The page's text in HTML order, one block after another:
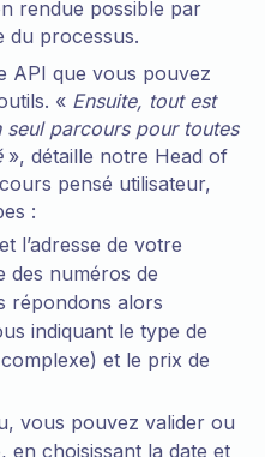
rendue possible par
du processus.
API que vous pouvez
« Ensuite, tout est
seul parcours pour toutes
», détaille notre Head of
pensé utilisateur,
:
l’adresse de votre
des numéros de
répondons alors
indiquant le type de
et le prix de
vous pouvez valider ou
en choisissant la date et